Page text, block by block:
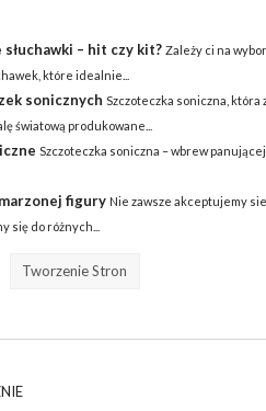
– hit czy kit? Zależy ci na
które idealnie...
sonicznych Szczoteczka soniczna,
światową produkowane...
Szczoteczka soniczna – wbrew
figury Nie zawsze akceptujemy
się do różnych...
Tworzenie Stron